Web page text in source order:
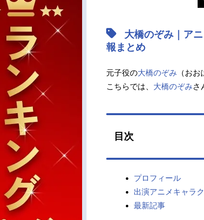
声優記事一覧
大橋のぞみ｜ア
報まとめ
元子役の大橋のぞみ （お
こちらでは、 大橋のぞみさ
目次
プロフィール
出演アニメキャラ
最新記事